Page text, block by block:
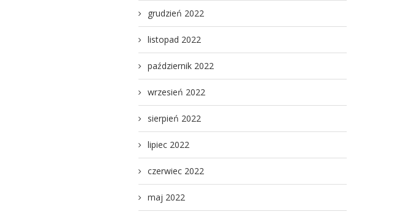
grudzień 2022
listopad 2022
październik 2022
wrzesień 2022
sierpień 2022
lipiec 2022
czerwiec 2022
maj 2022